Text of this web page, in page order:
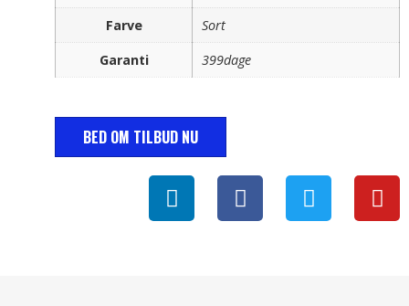
Farve
Sort
Garanti
399dage
BED OM TILBUD NU